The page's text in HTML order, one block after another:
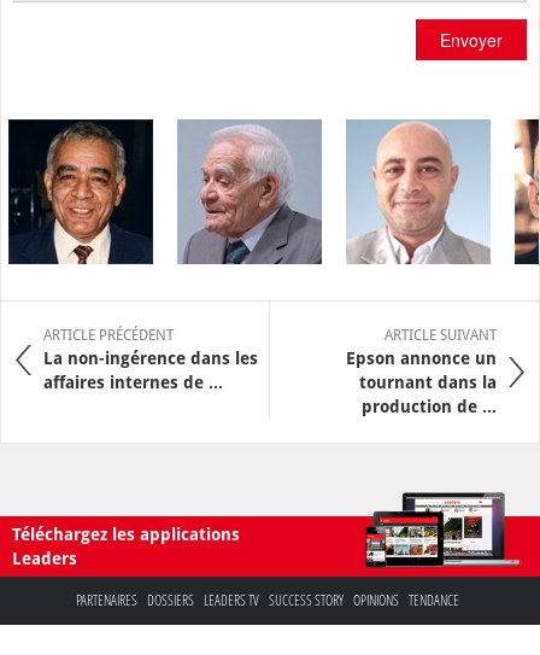
Envoyer
ARTICLE PRÉCÉDENT
La non-ingérence dans les
affaires internes de ...
ARTICLE SUIVANT
Epson annonce un
tournant dans la
production de ...
Téléchargez les applications
Leaders
PARTENAIRES DOSSIERS LEADERS TV SUCCESS STORY OPINIONS TENDANCE